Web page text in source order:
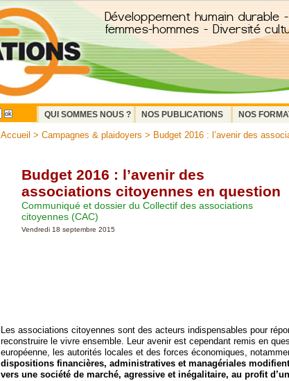
QUI SOMMES NOUS ? NOS PUBLICATIONS NOS
Accueil > Campagnes & plaidoyers > Budget 2016 : l’avenir des
Budget 2016 : l’avenir des
associations citoyennes en question
Communiqué et dossier du Collectif des associations
citoyennes (CAC)
Vendredi 18 septembre 2015
Les associations citoyennes sont des acteurs indispensables pour
reconstruire le vivre ensemble. Leur avenir est cependant remis en
européenne, les autorités locales et des forces économiques,
dispositions financières, administratives et managériales
vers une société de marché, agressive et inégalitaire, au profit